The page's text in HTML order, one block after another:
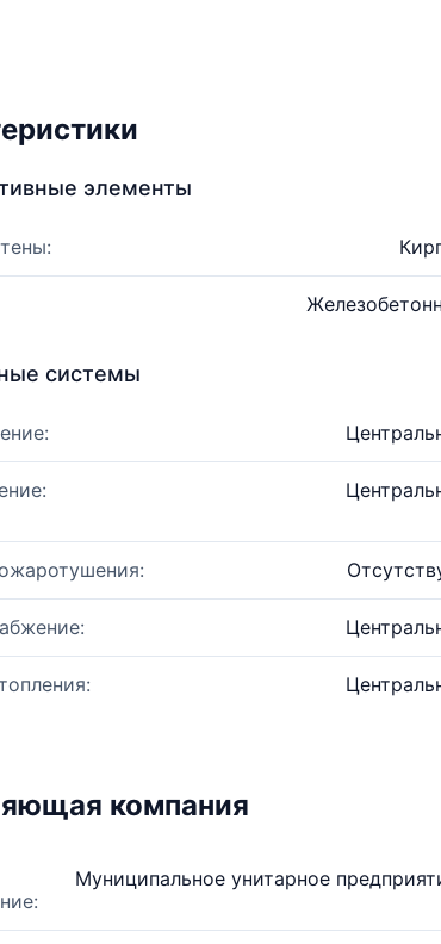
элементы
системы
компания
Муниципальное унитарное